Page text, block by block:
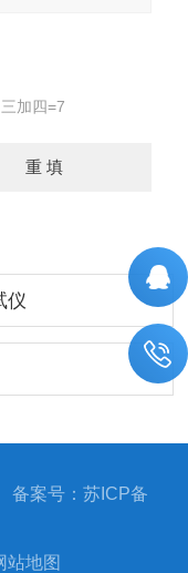
加四=7
仪
备案号：苏ICP备
站地图